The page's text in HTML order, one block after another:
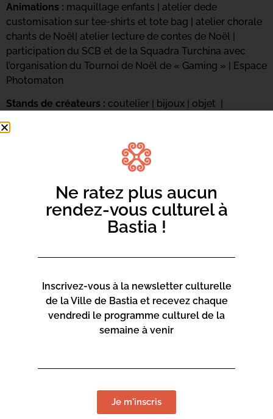
Animations : maquillage enfants | atelier dede
customisation sur tee-shirts et tote bag | atelier chorale
chants de Noël| atelier lecture de contes de Noël |
participation du SCB et de la Squadra Turchina avec
l’organisation du Tournoi de Noël de « Gaming » | Espace
Photomaton
Stands de créateurs : coutelier | bijoux | objet |
bois | vente et création vannerie,
Produits du terroir et autres :huiles essentielles, vin et
bières du monde, canistrelli, produits d’épicerie fine du
monde, charcuterie fermière, fromages de brebis
À partir de midi : repas convivial à partager d’un
barbecue et d’une soupe corse. Offert par le CCAS
Ne ratez plus aucun
rendez-vous culturel à
Bastia !
Inscrivez-vous à la newsletter culturelle
de la Ville de Bastia et recevez chaque
vendredi le programme culturel de la
semaine à venir
Je m'inscris